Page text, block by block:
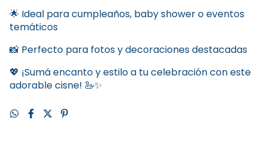
🌟 Ideal para cumpleaños, baby shower o eventos
temáticos
📸 Perfecto para fotos y decoraciones destacadas
💖 ¡Sumá encanto y estilo a tu celebración con este
adorable cisne! 🦢✨